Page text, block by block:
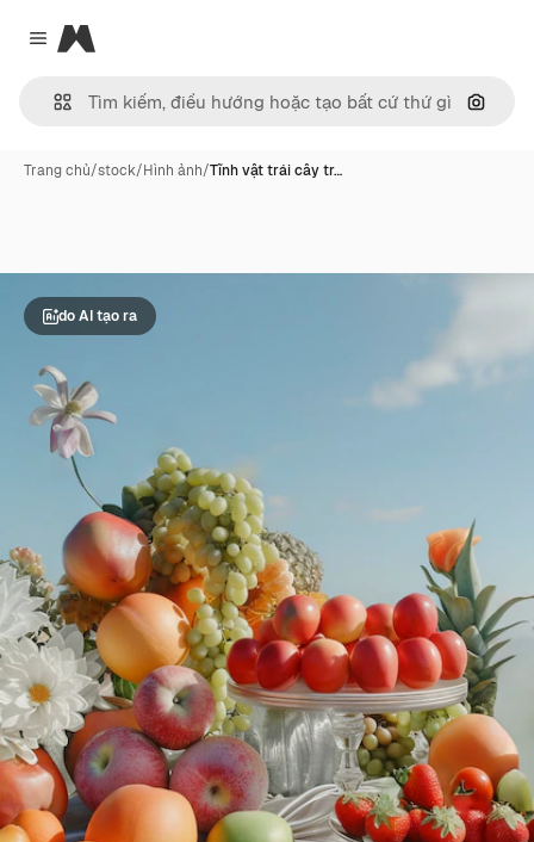
Close menu
Magnific
Tìm
Trang chủ/stock/Hình ảnh/Tĩnh vật trái cây tr…
do AI tạo ra